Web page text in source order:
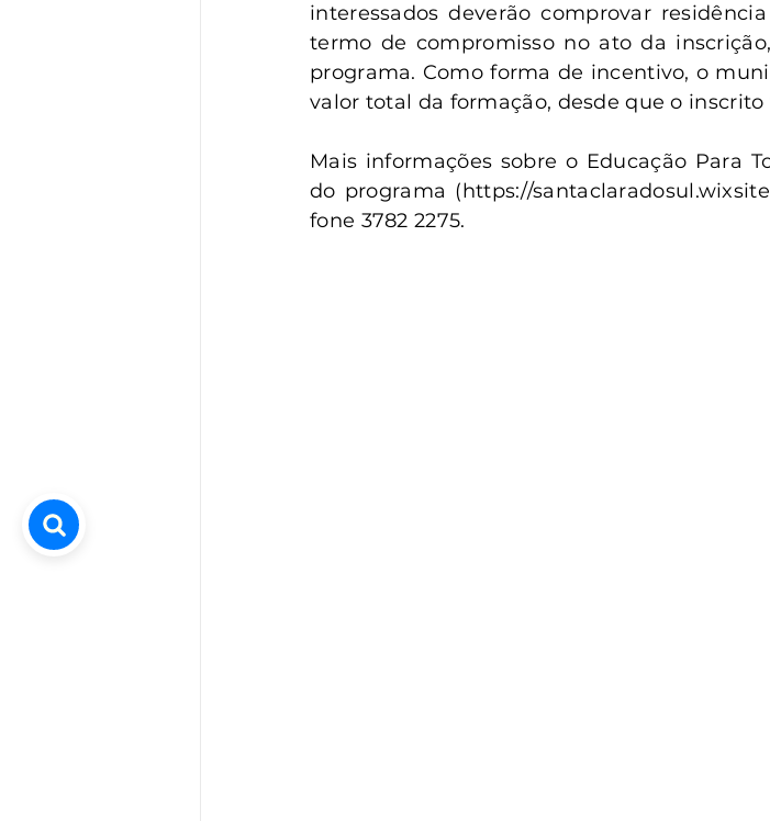
interessados deverão comprovar
termo de compromisso no ato da
programa. Como forma de incentivo, o
valor total da formação, desde que o
Mais informações sobre o Educação Para
do programa (https://
fone 3782 2275.